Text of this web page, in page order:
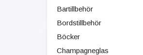
Bartillbehör
Bordstillbehör
Böcker
Champagneglas